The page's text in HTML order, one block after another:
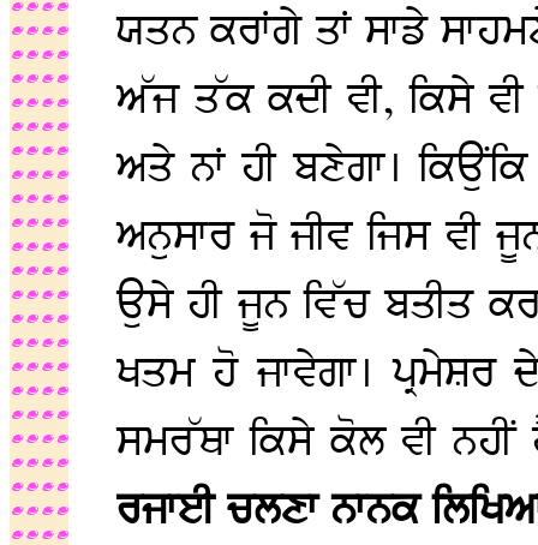
ਯਤਨ ਕਰਾਂਗੇ ਤਾਂ ਸਾਡੇ
ਅੱਜ ਤੱਕ ਕਦੀ ਵੀ, ਕਿਸੇ
ਅਤੇ ਨਾਂ ਹੀ ਬਣੇਗਾ।
ਅਨੁਸਾਰ ਜੋ ਜੀਵ ਜਿਸ ਵੀ
ਉਸੇ ਹੀ ਜੂਨ ਵਿੱਚ ਬਤੀਤ
ਖਤਮ ਹੋ ਜਾਵੇਗਾ।
ਸਮਰੱਥਾ ਕਿਸੇ ਕੋਲ ਵੀ ਨਹੀਂ
ਰਜਾਈ ਚਲਣਾ ਨਾਨਕ